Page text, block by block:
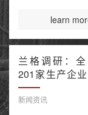
learn
兰格调研：
201家生产企
均铁水产量环比
升（6月3日）
新闻资讯